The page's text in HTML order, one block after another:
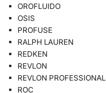
OROFLUIDO
OSIS
PROFUSE
RALPH LAUREN
REDKEN
REVLON
REVLON PROFESSIONAL
ROC